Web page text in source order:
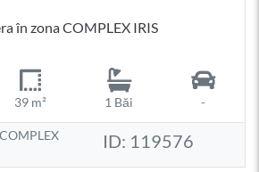
în zona COMPLEX IRIS
39 m² 1 Băi -
ID: 119576